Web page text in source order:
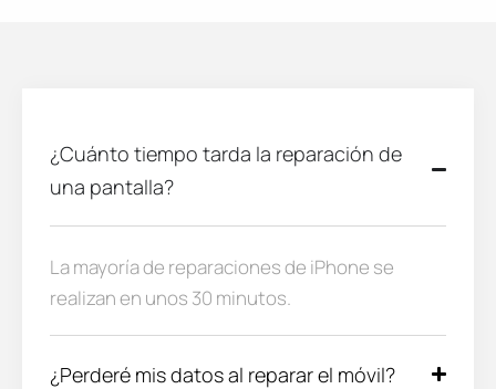
¿Cuánto tiempo tarda la reparación de
una pantalla?
La mayoría de reparaciones de iPhone se
realizan en unos 30 minutos.
¿Perderé mis datos al reparar el móvil?